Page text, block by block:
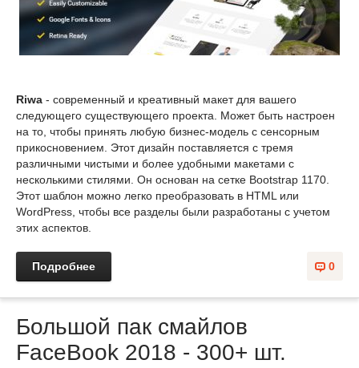
Riwa - современный и креативный макет для вашего
следующего существующего проекта. Может быть настроен
на то, чтобы принять любую бизнес-модель с сенсорным
прикосновением. Этот дизайн поставляется с тремя
различными чистыми и более удобными макетами с
несколькими стилями. Он основан на сетке Bootstrap 1170.
Этот шаблон можно легко преобразовать в HTML или
WordPress, чтобы все разделы были разработаны с учетом
этих аспектов.
0
Подробнее
Большой пак смайлов
FaceBook 2018 - 300+ шт.